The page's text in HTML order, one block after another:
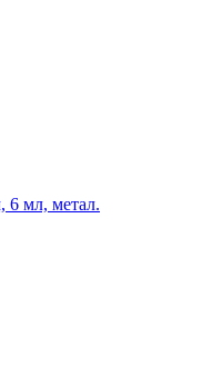
6 мл, метал.